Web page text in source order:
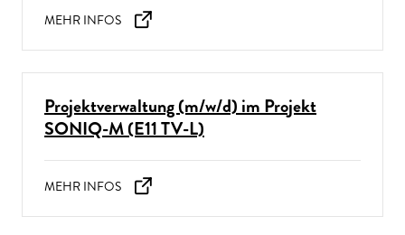
Projektverwaltung (m/w/d) im Projekt
SONIQ-M (E11 TV-L)